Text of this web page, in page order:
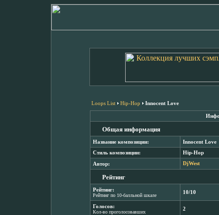
Loops List Hip-Hop Innocent Love
Общая информация
Название композиции: Innocent Love
Стиль композиции: Hip-Hop
Автор: DjWest
Рейтинг
Рейтинг:
Рейтинг по 10-балльной шкале
10/10
Голосов:
Кол-во проголосовавших
2